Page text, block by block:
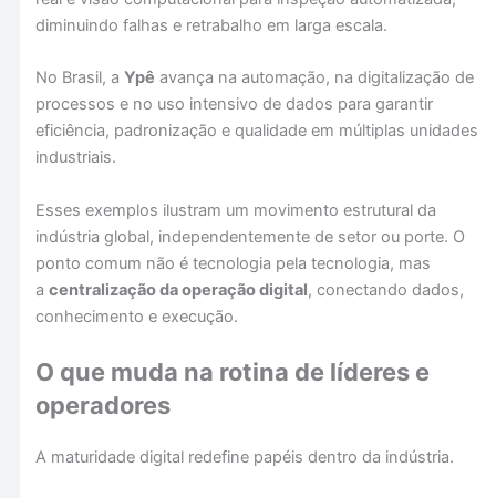
diminuindo falhas e retrabalho em larga escala.
No Brasil, aYpê avança na automação, na digitalização de
processos e no uso intensivo de dados para garantir
eficiência, padronização e qualidade em múltiplas unidades
industriais.
Esses exemplos ilustram um movimento estrutural da
indústria global, independentemente de setor ou porte. O
ponto comum não é tecnologia pela tecnologia, mas
acentralização da operação digital, conectando dados,
conhecimento e execução.
O que muda na rotina de líderes e
operadores
A maturidade digital redefine papéis dentro da indústria.